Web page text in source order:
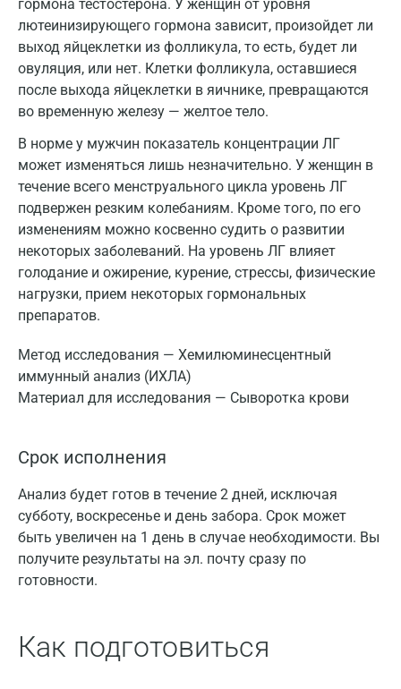
гормона тестостерона. У женщин от уровня
лютеинизирующего гормона зависит, произойдет ли
выход яйцеклетки из фолликула, то есть, будет ли
овуляция, или нет. Клетки фолликула, оставшиеся
после выхода яйцеклетки в яичнике, превращаются
во временную железу — желтое тело.
В норме у мужчин показатель концентрации ЛГ
может изменяться лишь незначительно. У женщин в
течение всего менструального цикла уровень ЛГ
подвержен резким колебаниям. Кроме того, по его
изменениям можно косвенно судить о развитии
некоторых заболеваний. На уровень ЛГ влияет
голодание и ожирение, курение, стрессы, физические
нагрузки, прием некоторых гормональных
препаратов.
Метод исследования — Хемилюминесцентный
иммунный анализ (ИХЛА)
Материал для исследования — Сыворотка крови
Срок исполнения
Анализ будет готов в течение 2 дней, исключая
субботу, воскресенье и день забора. Срок может
быть увеличен на 1 день в случае необходимости. Вы
получите результаты на эл. почту сразу по
готовности.
Как подготовиться